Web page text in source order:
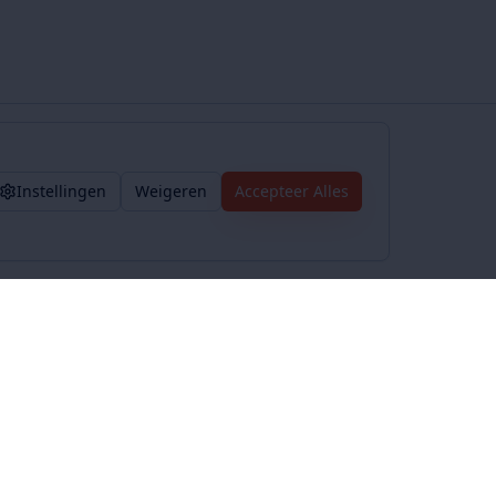
Instellingen Weigeren Accepteer Alles